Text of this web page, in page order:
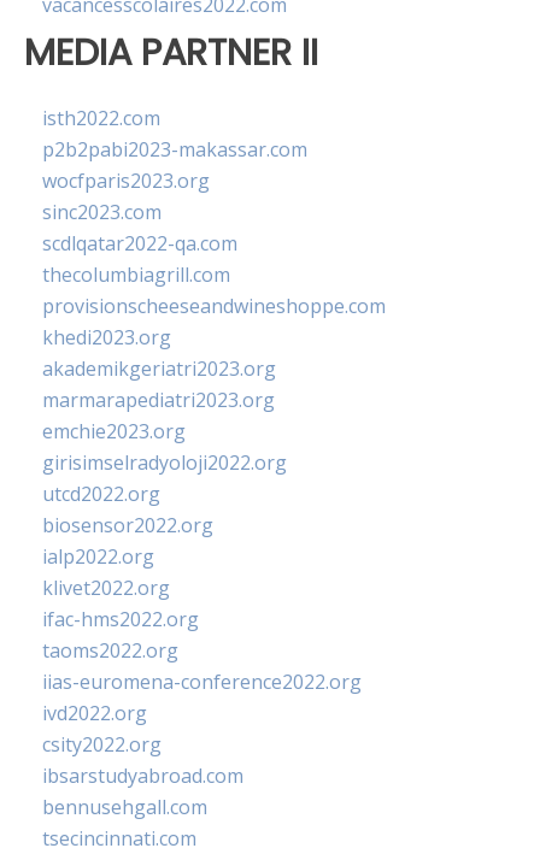
MEDIA PARTNER II
isth2022.com
p2b2pabi2023-makassar.com
wocfparis2023.org
sinc2023.com
scdlqatar2022-qa.com
thecolumbiagrill.com
provisionscheeseandwineshoppe.com
khedi2023.org
akademikgeriatri2023.org
marmarapediatri2023.org
emchie2023.org
girisimselradyoloji2022.org
utcd2022.org
biosensor2022.org
ialp2022.org
klivet2022.org
ifac-hms2022.org
taoms2022.org
iias-euromena-conference2022.org
ivd2022.org
csity2022.org
ibsarstudyabroad.com
bennusehgall.com
tsecincinnati.com